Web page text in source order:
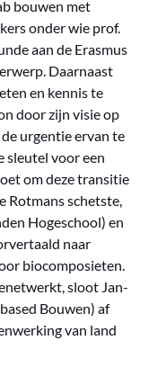
bouwen met
onder wie prof.
aan de Erasmus
Daarnaast
en kennis te
door zijn visie op
urgentie ervan te
sleutel voor een
om deze transitie
Rotmans schetste,
Hogeschool) en
naar
biocomposieten.
sloot Jan-
Bouwen) af
van land